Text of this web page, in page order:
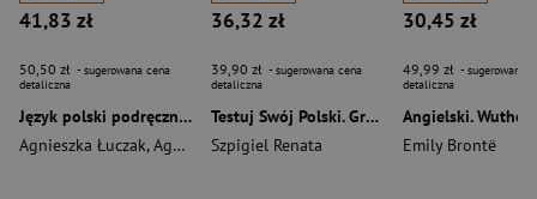
41,83 zł
50,50 zł - sugerowana cena
detaliczna
Język polski podręcznik dla klasy 7 Między nami EDYCJA 2026
Agnieszka Łuczak,Agnieszka Suchowierska Roland Maszka
36,32 zł
39,90 zł - sugerowana cena
detaliczna
Testuj Swój Polski. Gramatyka 2 wyd. II
Szpigiel Renata
30,45 zł
49,99 zł - sugerowana
detaliczna
Emily Brontë